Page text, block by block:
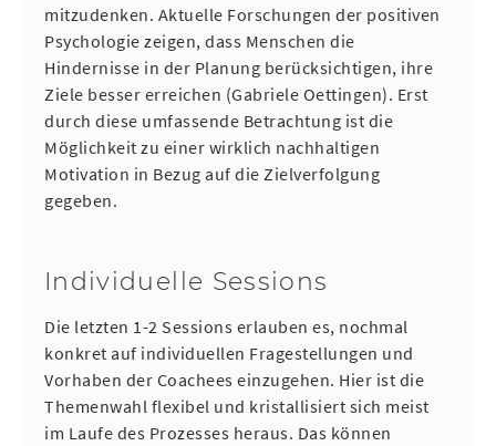
mitzudenken. Aktuelle Forschungen der positiven
Psychologie zeigen, dass Menschen die
Hindernisse in der Planung berücksichtigen, ihre
Ziele besser erreichen (Gabriele Oettingen). Erst
durch diese umfassende Betrachtung ist die
Möglichkeit zu einer wirklich nachhaltigen
Motivation in Bezug auf die Zielverfolgung
gegeben.
Individuelle Sessions
Die letzten 1-2 Sessions erlauben es, nochmal
konkret auf individuellen Fragestellungen und
Vorhaben der Coachees einzugehen. Hier ist die
Themenwahl flexibel und kristallisiert sich meist
im Laufe des Prozesses heraus. Das können